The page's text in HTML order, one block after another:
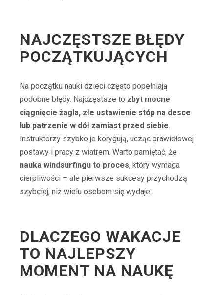
NAJCZĘSTSZE BŁĘDY
POCZĄTKUJĄCYCH
Na początku nauki dzieci często popełniają
podobne błędy. Najczęstsze to zbyt mocne
ciągnięcie żagla, złe ustawienie stóp na desce
lub patrzenie w dół zamiast przed siebie.
Instruktorzy szybko je korygują, ucząc prawidłowej
postawy i pracy z wiatrem. Warto pamiętać, że
nauka windsurfingu to proces, który wymaga
cierpliwości – ale pierwsze sukcesy przychodzą
szybciej, niż wielu osobom się wydaje.
DLACZEGO WAKACJE
TO NAJLEPSZY
MOMENT NA NAUKĘ